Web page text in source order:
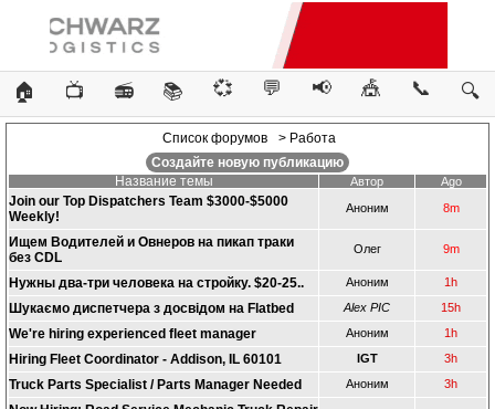
🏠 📺 📻 📚 💞 💬 📢 🎪 📞 🔍
Список форумов
> Работа
Создайте новую публикацию
Название темы
Автор Ago
Join our Top Dispatchers Team $3000-$5000
Weekly!
Аноним 8m
Ищем Водителей и Овнеров на пикап траки
без CDL
Олег 9m
Нужны два-три человека на стройку. $20-25.. Аноним 1h
Шукаємо диспетчера з досвідом на Flatbed Alex PIC 15h
We're hiring experienced fleet manager Аноним 1h
Hiring Fleet Coordinator - Addison, IL 60101 IGT 3h
Truck Parts Specialist / Parts Manager Needed Аноним 3h